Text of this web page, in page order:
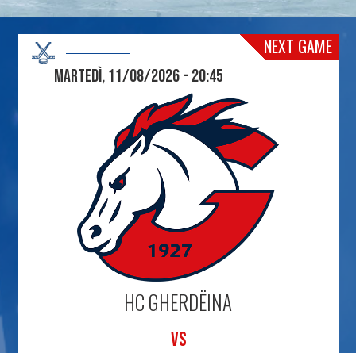
NEXT GAME
Martedì, 11/08/2026 - 20:45
HC GHERDËINA
VS